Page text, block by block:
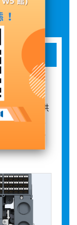
化设计，可
作为开关柜
仅可以提供
且通过适
监控和能
的潜力，